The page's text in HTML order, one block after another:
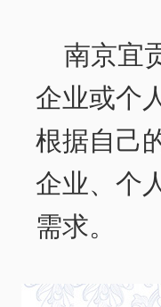
南京宜
企业或个
根据自己
企业、个
需求。